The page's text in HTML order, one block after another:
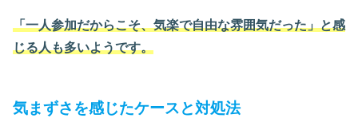
「一人参加だからこそ、気楽で自由な雰囲気だった」と感
じる人も多いようです。
気まずさを感じたケースと対処法